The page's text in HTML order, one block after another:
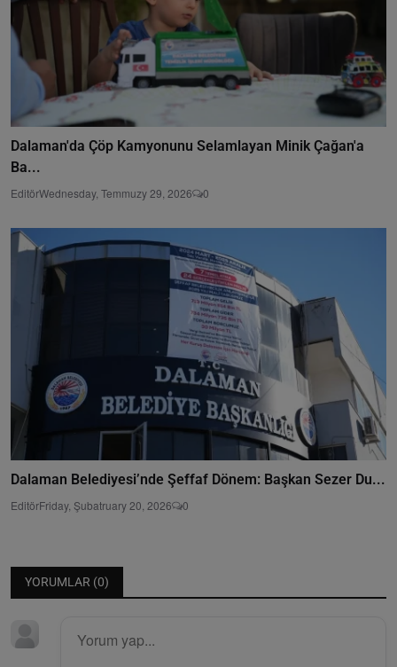
Dalaman'da Çöp Kamyonunu Selamlayan Minik Çağan'a
Ba...
EditörWednesday, Temmuzy 29, 2026 0
Dalaman Belediyesi’nde Şeffaf Dönem: Başkan Sezer Du...
EditörFriday, Şubatruary 20, 2026 0
YORUMLAR (0)